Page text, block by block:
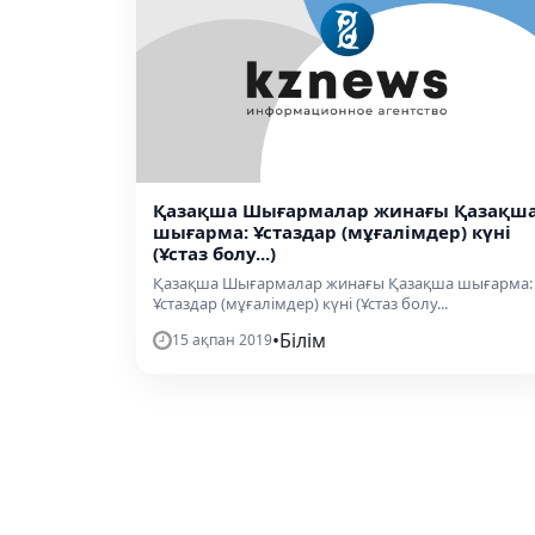
Қазақша Шығармалар жинағы
шығарма: Ұстаздар (мұғалімдер) күні
(Ұстаз болу...)
Қазақша Шығармалар жинағы Қазақша шығарма:
Ұстаздар (мұғалімдер) күні (Ұстаз болу...
15 ақпан 2019•Білім